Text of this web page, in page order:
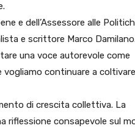
e dell’Assessore alle
e scrittore Marco
una voce autorevole come
continuare a
di crescita collettiva. La
riflessione consapevole sul